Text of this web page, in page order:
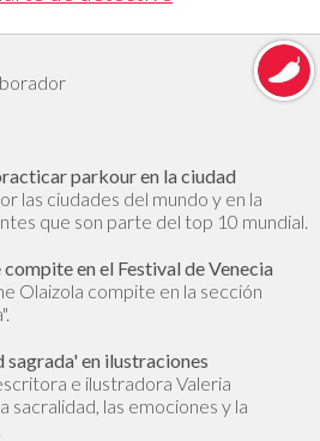
parkour en la ciudad
las ciudades del mundo y en la
que son parte del top 10 mundial.
en el Festival de Venecia
Olaizola compite en la sección
en ilustraciones
e ilustradora Valeria
sacralidad, las emociones y la